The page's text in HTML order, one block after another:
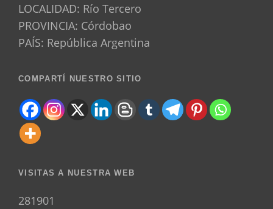
LOCALIDAD: Río Tercero
PROVINCIA: Córdobao
PAÍS: República Argentina
COMPARTÍ NUESTRO SITIO
VISITAS A NUESTRA WEB
281901